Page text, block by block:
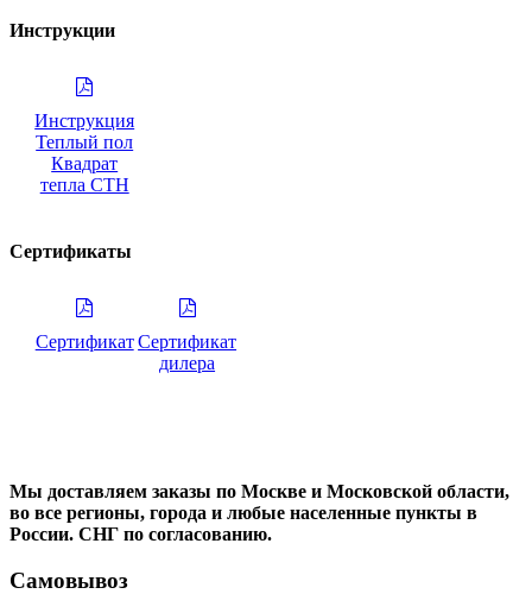
Инструкции
Инструкция
Теплый пол
Квадрат
тепла СТН
Сертификаты
СертификатСертификат
дилера
Мы доставляем заказы по Москве и Московской области,
во все регионы, города и любые населенные пункты в
России. СНГ по согласованию.
Самовывоз